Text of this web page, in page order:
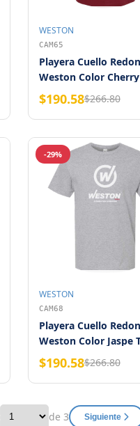
WESTON
CAM65
Playera Cuello
Weston Color
G
$190.58$266.80
-29%
WESTON
CAM68
Playera Cuello
Weston Color Jaspe
CH
$190.58$266.80
de 3 Siguiente